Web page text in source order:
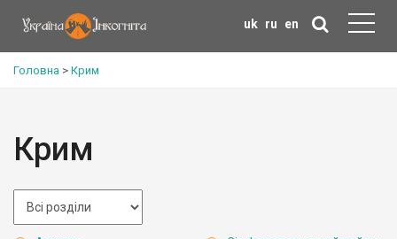
uk ru en
Головна > Крим
Крим